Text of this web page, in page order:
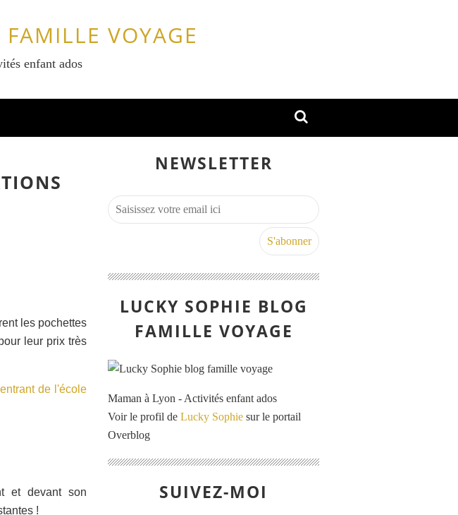
VOYAGE
enfant ados
les pochettes
leur prix très
de l'école
et devant son
!
NEWSLETTER
LUCKY SOPHIE BLOG
FAMILLE VOYAGE
Maman à Lyon - Activités enfant ados
Voir le profil de Lucky Sophie sur le portail
Overblog
SUIVEZ-MOI